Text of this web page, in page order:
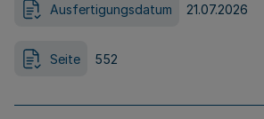
Ausfertigungsdatum 21.07.2026
Seite 552